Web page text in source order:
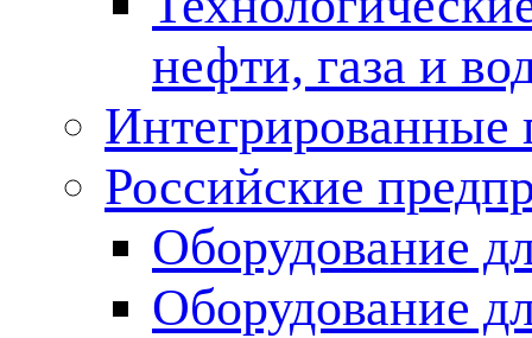
нефти, газа и
Российские
Оборудование
Оборудование